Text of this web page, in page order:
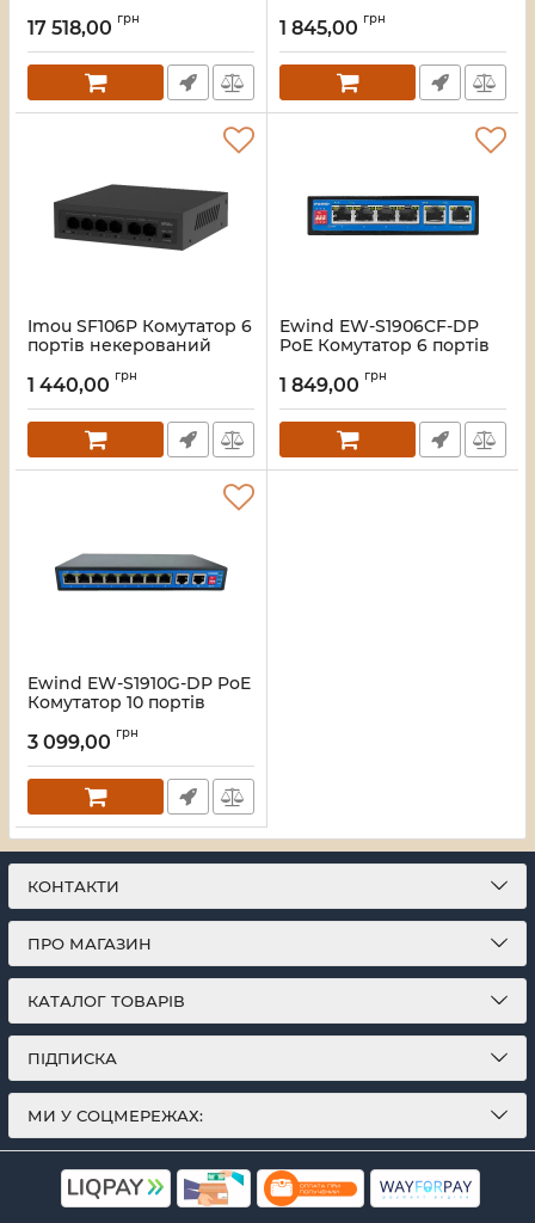
Артикул:A000280
17 518,00 грн 1 845,00 грн
Imou SF106P Комутатор 6
портів некерований
1 440,00 грн
Ewind EW-S1906CF-DP
PoE Комутатор 6 портів
Артикул:16_119577
1 849,00 грн
Ewind EW-S1910G-DP PoE
Комутатор 10 портів
Артикул:16_119576
3 099,00 грн
КОНТАКТИ
ПРО МАГАЗИН
КАТАЛОГ ТОВАРІВ
ПІДПИСКА
МИ У СОЦМЕРЕЖАХ: